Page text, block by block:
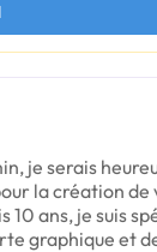
je serais
la création de
10 ans, je suis
graphique et